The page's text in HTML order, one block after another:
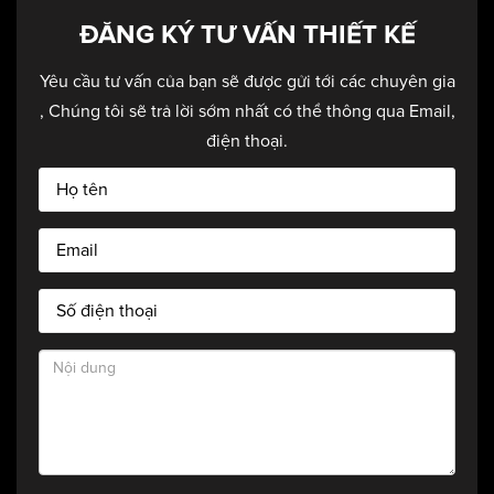
ĐĂNG KÝ TƯ VẤN THIẾT KẾ
Yêu cầu tư vấn của bạn sẽ được gửi tới các chuyên gia
, Chúng tôi sẽ trả lời sớm nhất có thể thông qua Email,
điện thoại.